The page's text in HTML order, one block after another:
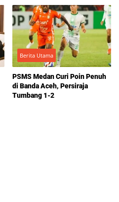
Berita Utama
PSMS Medan Curi Poin Penuh
di Banda Aceh, Persiraja
Tumbang 1-2